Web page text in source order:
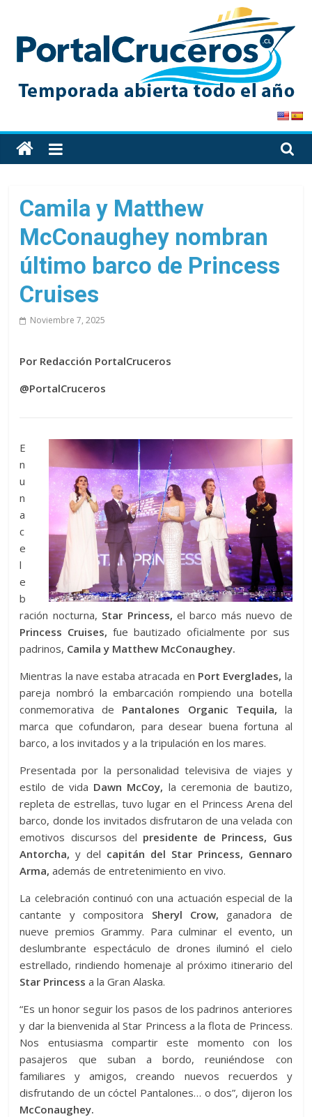
content
PortalCruceros
Toda
la
de
cruceros
en
un
solo
sitio
Camila y Matthew
McConaughey nombran
último barco de Princess
Cruises
Noviembre 7, 2025
Por Redacción PortalCruceros
@PortalCruceros
E
n
u
n
a
c
e
l
e
b
ración nocturna, Star Princess, el barco más nuevo de
Princess Cruises, fue bautizado oficialmente por sus
padrinos, Camila y Matthew McConaughey.
Mientras la nave estaba atracada en Port Everglades, la
pareja nombró la embarcación rompiendo una botella
conmemorativa de Pantalones Organic Tequila, la
marca que cofundaron, para desear buena fortuna al
barco, a los invitados y a la tripulación en los mares.
Presentada por la personalidad televisiva de viajes y
estilo de vida Dawn McCoy, la ceremonia de bautizo,
repleta de estrellas, tuvo lugar en el Princess Arena del
barco, donde los invitados disfrutaron de una velada con
emotivos discursos del presidente de Princess, Gus
Antorcha, y del capitán del Star Princess, Gennaro
Arma, además de entretenimiento en vivo.
La celebración continuó con una actuación especial de la
cantante y compositora Sheryl Crow, ganadora de
nueve premios Grammy. Para culminar el evento, un
deslumbrante espectáculo de drones iluminó el cielo
estrellado, rindiendo homenaje al próximo itinerario del
Star Princess a la Gran Alaska.
“Es un honor seguir los pasos de los padrinos anteriores
y dar la bienvenida al Star Princess a la flota de Princess.
Nos entusiasma compartir este momento con los
pasajeros que suban a bordo, reuniéndose con
familiares y amigos, creando nuevos recuerdos y
disfrutando de un cóctel Pantalones… o dos”, dijeron los
McConaughey.